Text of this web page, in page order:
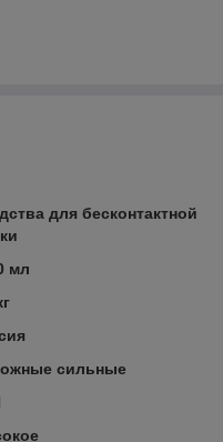
для бесконтактной
мл
сильные